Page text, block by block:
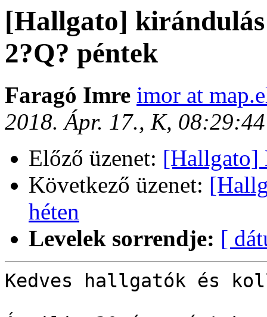
[Hallgato]
2?Q? péntek
Faragó Imre imor at
2018. Ápr. 17., K,
Előző üzenet: [Hallgato]
Következő üzenet:
héten
Levelek sorrendje: [
Kedves hallgatók és